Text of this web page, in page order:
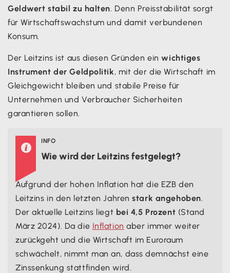
Geldwert stabil zu halten. Denn Preisstabilität sorgt
für Wirtschaftswachstum und damit verbundenen
Konsum.
Der Leitzins ist aus diesen Gründen einwichtiges
Instrument der Geldpolitik, mit der die Wirtschaft im
Gleichgewicht bleiben und stabile Preise für
Unternehmen und Verbraucher Sicherheiten
garantieren sollen.
 INFO
Wie wird der Leitzins festgelegt?
Aufgrund der hohen Inflation hat die EZB den
Leitzins in den letzten Jahrenstark angehoben.
Der aktuelle Leitzins liegt bei 4,5 Prozent (Stand
März 2024). Da die Inflation aber immer weiter
zurückgeht und die Wirtschaft im Euroraum
schwächelt, nimmt man an, dass demnächst eine
Zinssenkung stattfinden wird.